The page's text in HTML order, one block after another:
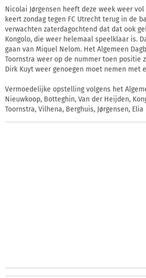
Nicolai Jørgensen heeft deze week weer
keert zondag tegen FC Utrecht terug in de
verwachten zaterdagochtend dat dat ook
Kongolo, die weer helemaal speelklaar is.
gaan van Miquel Nelom. Het Algemeen
Toornstra weer op de nummer toen positie
Dirk Kuyt weer genoegen moet nemen met
Vermoedelijke opstelling volgens het
Nieuwkoop, Botteghin, Van der Heijden,
Toornstra, Vilhena, Berghuis, Jørgensen, Elia